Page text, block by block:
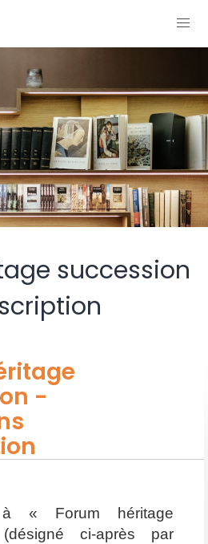
succession
-
« Forum héritage
ci-après par